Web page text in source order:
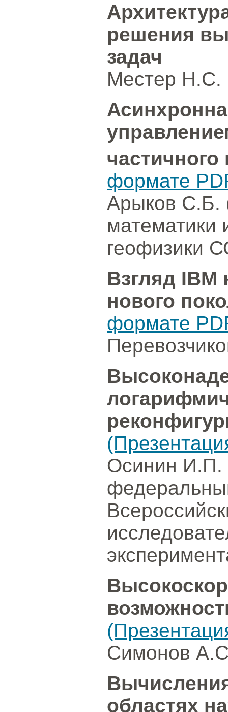
решения
задач
Местер Н.С.
частичного
формате
Арыков С.Б.
математики
геофизики
Взгляд
нового
формате
Осинин И.П.
Симонов
областях